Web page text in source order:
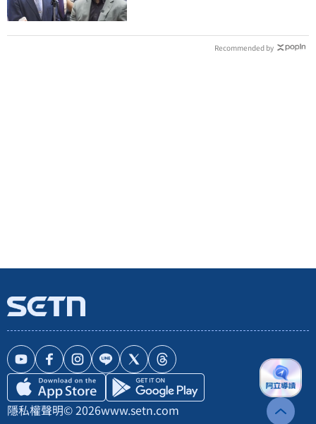
Recommended by
隱私權聲明© 2026www.setn.com